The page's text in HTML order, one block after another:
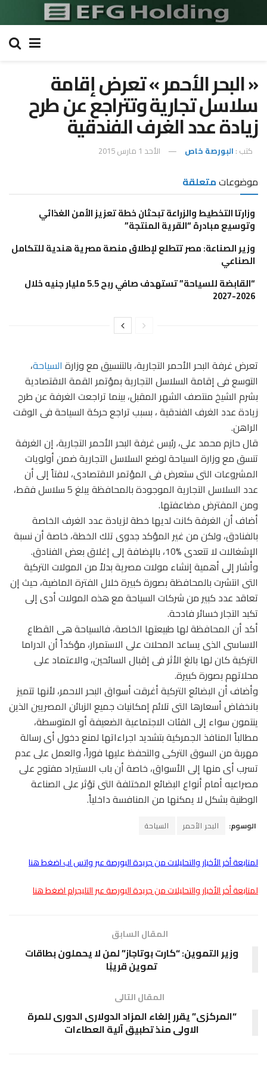
« البحر الأحمر » تعرض إقامة
سلاسل تجارية وتتراجع عن طرح
زيادة عدد الغرف الفندقية
كتب : البورصة خاص الأحد 1 مارس 2015
موضوعاتمتعلقة
وزارتا التخطيط والزراعة تبحثان خطة تعزيز الأمن الغذائي
وتوسيع مبادرة “القرية المنتجة”
وزير الصناعة: مصر تتطلع لإطلاق منصة مصرية هندية للتكامل
الصناعي
“القابضة للسياحة” تستهدف صافي ربح 5.5 مليار جنيه خلال
2026-2027
تعرض غرفة البحر الأحمر التجارية، بالتنسيق مع وزارة السياحة،
التوسع فى إقامة السلاسل التجارية بمؤتمر القمة الاقتصادية
بشرم الشيخ منتصف الشهر المقبل، بينما تراجعت الغرفة عن طرح
زيادة عدد الغرف الفندقية ، بسبب تراجع حركة السياحة فى الوقت
الراهن.
قال حازم محمد على، رئيس غرفة البحر الأحمر التجارية، إن الغرفة
تنسق مع وزارة السياحة لوضع السلاسل التجارية ضمن أولويات
المشروعات التى ستعرض فى المؤتمر الاقتصادى، لافتاً إلى أن
عدد السلاسل التجارية الموجودة بالمحافظة يبلغ 5 سلاسل فقط،
ومن المفترض مضاعفتها.
أضاف أن الغرفة كانت لديها خطة لزيادة عدد الغرف الخاصة
بالفنادق، ولكن من غير المؤكد جدوى تلك الخطة، خاصة أن نسبة
الإشغالات لا تتعدى %10، بالإضافة إلى إغلاق بعض الفنادق.
وأشار إلى أهمية إنشاء مولات مصرية بدلاً من المولات التركية
التى انتشرت بالمحافظة بصورة كبيرة خلال الفترة الماضية، حيث إن
تعاقد عدد كبير من شركات السياحة مع هذه المولات أدى إلى
تكبد التجار خسائر فادحة.
أكد أن المحافظة لها طبيعتها الخاصة، فالسياحة هى القطاع
الاساسى الذى يساعد المحلات على الاستمرار، مؤكداً أن الدراما
التركية كان لها بالغ الأثر فى إقبال السائحين، والاعتماد على
محلاتهم بصورة كبيرة.
وأضاف أن البضائع التركية أغرقت أسواق البحر الاحمر، لأنها تتميز
بانخفاض أسعارها التى تلائم إمكانيات جميع الزبائن المصريين الذين
ينتمون سواء إلى الفئات الاجتماعية الضعيفة أو المتوسطة،
مطالباً المنافذ الجمركية بتشديد اجراءاتها لمنع دخول أى رسالة
مهربة من السوق التركى والتحفظ عليها فوراً، والعمل على عدم
تسرب أى منها إلى الأسواق، خاصة أن باب الاستيراد مفتوح على
مصراعيه أمام أنواع البضائع المختلفة التى تؤثر على الصناعة
الوطنية بشكل لا يمكنها من المنافسة داخلياً.
الوسوم: البحر الأحمر السياحة
لمتابعة أخر الأخبار والتحليلات من جريدة البورصة عبر واتس اب اضغط هنا
لمتابعة أخر الأخبار والتحليلات من جريدة البورصة عبر التليجرام اضغط هنا
المقال السابق
وزير التموين: “كارت بوتاجاز” لمن لا يحملون بطاقات
تموين قريبًا
المقال التالى
“المركزى” يقرر إلغاء المزاد الدولارى الدورى للمرة
الاولى منذ تطبيق آلية العطاءات